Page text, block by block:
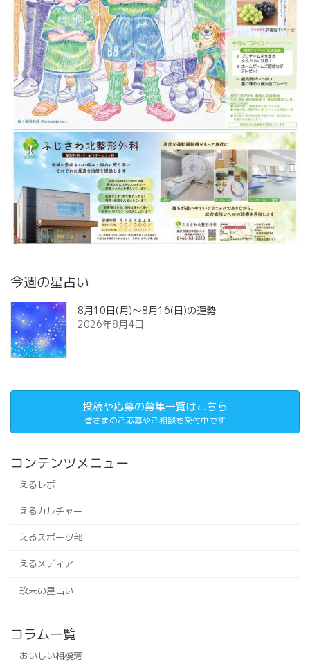
今週の星占い
8月10日(月)～8月16(日)の運勢
2026年8月4日
投稿や応募の募集一覧はこちら
皆さまのご応募やご相談を受付中です
コンテンツメニュー
えるレポ
えるカルチャー
えるスポーツ部
えるメディア
玖未の星占い
コラム一覧
おいしい相模湾